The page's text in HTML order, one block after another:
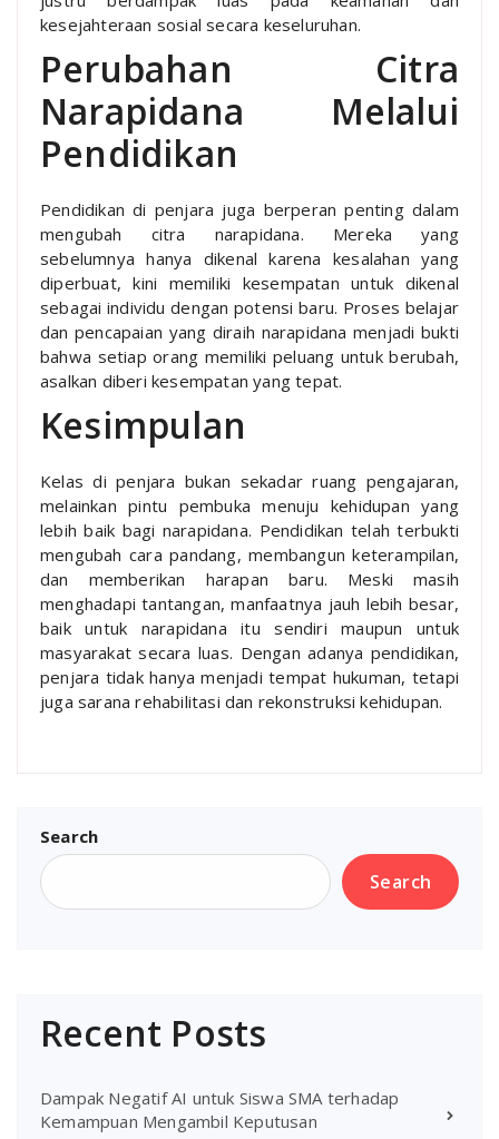
kesejahteraan sosial secara keseluruhan.
Perubahan Citra
Narapidana Melalui
Pendidikan
Pendidikan di penjara juga berperan penting dalam
mengubah citra narapidana. Mereka yang
sebelumnya hanya dikenal karena kesalahan yang
diperbuat, kini memiliki kesempatan untuk dikenal
sebagai individu dengan potensi baru. Proses belajar
dan pencapaian yang diraih narapidana menjadi bukti
bahwa setiap orang memiliki peluang untuk berubah,
asalkan diberi kesempatan yang tepat.
Kesimpulan
Kelas di penjara bukan sekadar ruang pengajaran,
melainkan pintu pembuka menuju kehidupan yang
lebih baik bagi narapidana. Pendidikan telah terbukti
mengubah cara pandang, membangun keterampilan,
dan memberikan harapan baru. Meski masih
menghadapi tantangan, manfaatnya jauh lebih besar,
baik untuk narapidana itu sendiri maupun untuk
masyarakat secara luas. Dengan adanya pendidikan,
penjara tidak hanya menjadi tempat hukuman, tetapi
juga sarana rehabilitasi dan rekonstruksi kehidupan.
Search
Search
Recent Posts
Dampak Negatif AI untuk Siswa SMA terhadap
Kemampuan Mengambil Keputusan